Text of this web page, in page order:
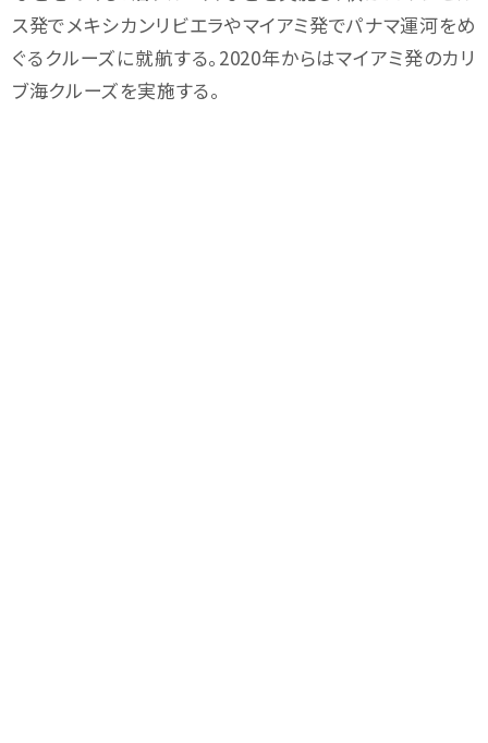
ス発でメキシカンリビエラやマイアミ発でパナマ運河をめ
ぐるクルーズに就航する。2020年からはマイアミ発のカリ
ブ海クルーズを実施する。